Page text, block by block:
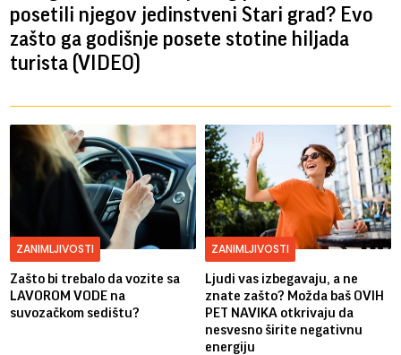
posetili njegov jedinstveni Stari grad? Evo
zašto ga godišnje posete stotine hiljada
turista (VIDEO)
ZANIMLJIVOSTI
Zašto bi trebalo da vozite sa
LAVOROM VODE na
suvozačkom sedištu?
ZANIMLJIVOSTI
Ljudi vas izbegavaju, a ne
znate zašto? Možda baš OVIH
PET NAVIKA otkrivaju da
nesvesno širite negativnu
energiju